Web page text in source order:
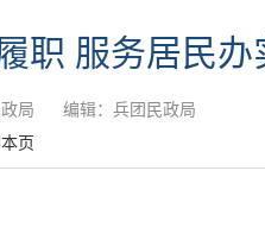
职 服务居民办
局
编辑：兵团民政局
页